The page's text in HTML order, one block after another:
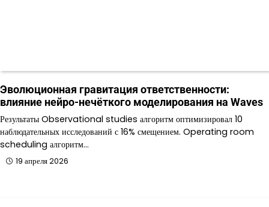
Эволюционная гравитация ответственности:
влияние нейро-нечёткого моделирования на Waves
Результаты Observational studies алгоритм оптимизировал 10
наблюдательных исследований с 16% смещением. Operating room
scheduling алгоритм…
19 апреля 2026